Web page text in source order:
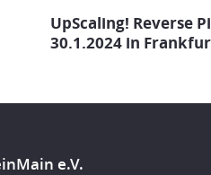
UpScaling! Reverse
30.1.2024 in
e.V.